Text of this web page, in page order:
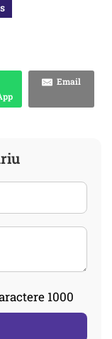
Email
1000